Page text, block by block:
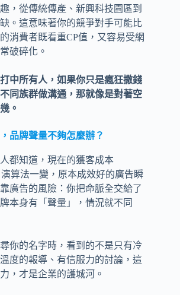
，從傳統傳產、新興科技園區到
。這意味著你的競爭對手可能比
消費者既看重CP值，又容易受網
破碎化。
中所有人，如果你只是瘋狂撒錢
同族群做溝通，那就像是對著空
。
品牌聲量不夠怎麼辦？
都知道，現在的獲客成本
演算法一變，原本成效好的廣告瞬
廣告的風險：你把命脈全交給了
本身有「聲量」，情況就不同
你的名字時，看到的不是只有冷
度的報導、有信服力的討論，這
，才是企業的護城河。